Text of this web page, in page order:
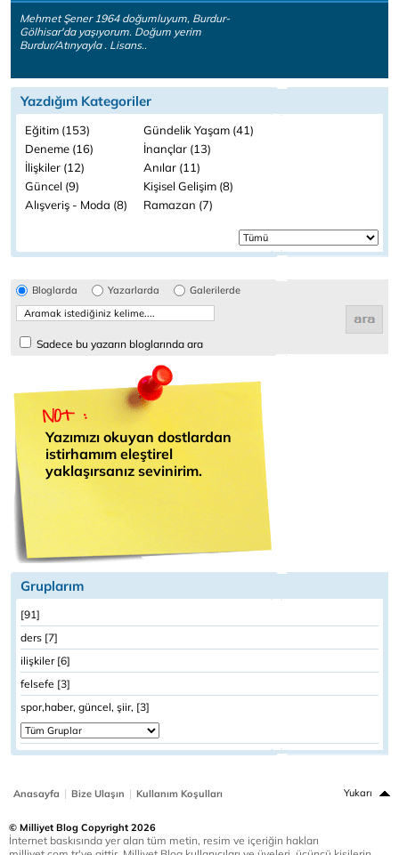
Mehmet Şener 1964 doğumluyum, Burdur-
Gölhisar'da yaşıyorum. Doğum yerim
Burdur/Atınyayla . Lisans..
Yazdığım Kategoriler
Eğitim (153)
Gündelik Yaşam (41)
Deneme (16)
İnançlar (13)
İlişkiler (12)
Anılar (11)
Güncel (9)
Kişisel Gelişim (8)
Alışveriş - Moda (8)
Ramazan (7)
Bloglarda Yazarlarda Galerilerde
Sadece bu yazarın bloglarında ara
Yazımızı okuyan dostlardan
istirhamım eleştirel
yaklaşırsanız sevinirim.
Gruplarım
[91]
ders [7]
ilişkiler [6]
felsefe [3]
spor,haber, güncel, şiir, [3]
Anasayfa | Bize Ulaşın | Kullanım Koşulları Yukarı
© Milliyet Blog Copyright 2026
İnternet baskısında yer alan tüm metin, resim ve içeriğin hakları